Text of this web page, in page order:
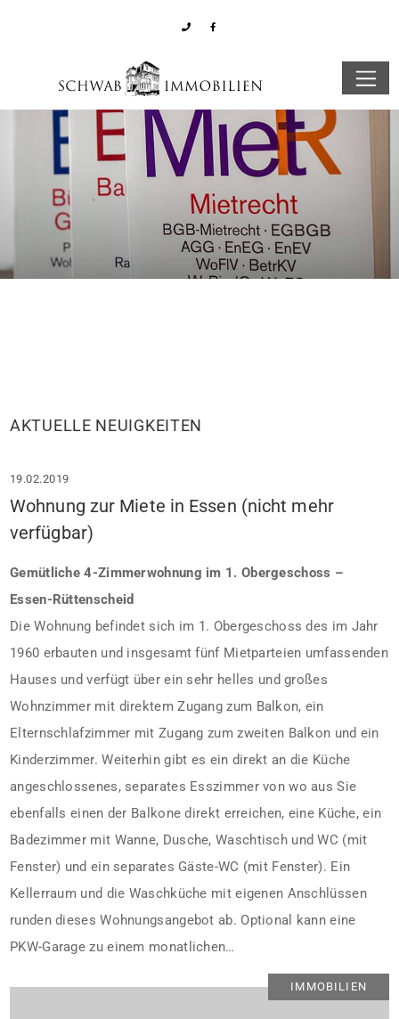
AKTUELLE NEUIGKEITEN
IMMOBILIEN
19.02.2019
Wohnung zur Miete in Essen (nicht mehr
verfügbar)
Gemütliche 4-Zimmerwohnung im 1. Obergeschoss –
Essen-Rüttenscheid
Die Wohnung befindet sich im 1. Obergeschoss des im Jahr
1960 erbauten und insgesamt fünf Mietparteien umfassenden
Hauses und verfügt über ein sehr helles und großes
Wohnzimmer mit direktem Zugang zum Balkon, ein
Elternschlafzimmer mit Zugang zum zweiten Balkon und ein
Kinderzimmer. Weiterhin gibt es ein direkt an die Küche
angeschlossenes, separates Esszimmer von wo aus Sie
ebenfalls einen der Balkone direkt erreichen, eine Küche, ein
Badezimmer mit Wanne, Dusche, Waschtisch und WC (mit
Fenster) und ein separates Gäste-WC (mit Fenster). Ein
Kellerraum und die Waschküche mit eigenen Anschlüssen
runden dieses Wohnungsangebot ab. Optional kann eine
PKW-Garage zu einem monatlichen…